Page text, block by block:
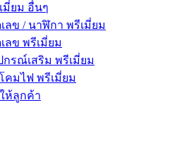
มี่ยม อื่นๆ
ลข / นาฬิกา พรีเมี่ยม
ลข พรีเมี่ยม
กรณ์เสริม พรีเมี่ยม
คมไฟ พรีเมี่ยม
ห้ลูกค้า